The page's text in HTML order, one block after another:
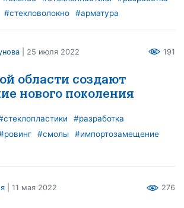
#стекловолокно #арматура
| 25 июля 2022 191
области создают
нового поколения
#разработка
#смолы
#импортозамещение
| 11 мая 2022 276